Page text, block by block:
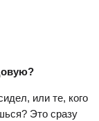
или те, кого
Это сразу